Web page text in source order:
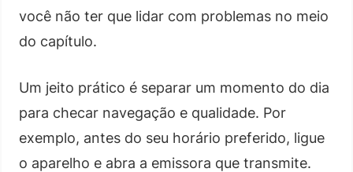
você não ter que lidar com problemas no meio
do capítulo.
Um jeito prático é separar um momento do dia
para checar navegação e qualidade. Por
exemplo, antes do seu horário preferido, ligue
o aparelho e abra a emissora que transmite.